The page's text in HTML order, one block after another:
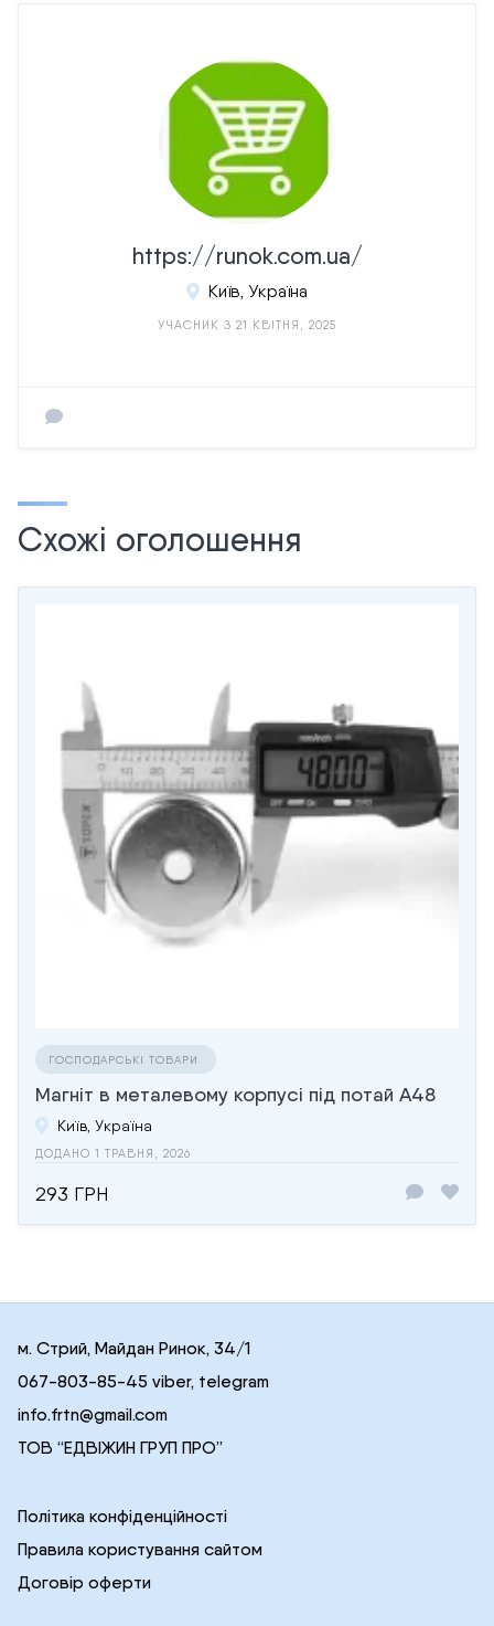
https://runok.com.ua/
Київ, Україна
УЧАСНИК З 21 КВІТНЯ, 2025
Схожі оголошення
ГОСПОДАРСЬКІ ТОВАРИ
Магніт в металевому корпусі під потай A48
Київ, Україна
ДОДАНО 1 ТРАВНЯ, 2026
293 ГРН
м. Стрий, Майдан Ринок, 34/1
067-803-85-45 viber, telegram
info.frtn@gmail.com
ТОВ “ЕДВІЖИН ГРУП ПРО”
Політика конфіденційності
Правила користування сайтом
Договір оферти